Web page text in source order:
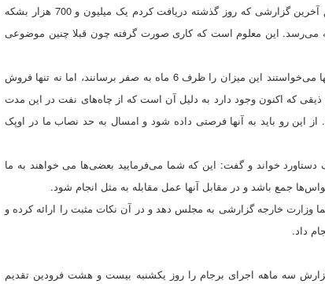
لاریجانی همچنین گفت: مساله فروش نفت نیز انجام می‌شود؛ طبق آخرین گزارشی که روز گذشته دریافت کردم یک میلیون و 700 هزار بشکه
میعانات گازی به دو میلیون و 300 هزار بشکه می‌رسد. این معلوم است که کاری صورت گرفته چون قبلا چنین موضوعی
وی افزود:‌ پیش از این ما یک میلیون بشکه نفت می فروختیم که آنها می‌خواستند این میزان را ظرف 6 ماه به صفر برسانند، اما نه تنها فروش
و 700 هزار بشکه رسید. این ذیقی که اکنون وجود دارد به دلیل آن است که از چاه‌های نفت در این مدت
از این رو باید به آنها فرصتی داده شود و امسال به حد نصاب ما در اوپک
مقننه بسته شدن قطعنامه‌های قبلی همچون 1921 را یک دستاورد خواند و گفت: این که شما می‌فرمایید بعضی‌ها می خواهند به ما
جمع باشد و در مقابل آنها عمل مقابله به مثل انجام شود.
وزارت خارجه گزارشی به مجلس دهد و در آن نکات مثبت را ارائه کرده و
داد.
سه ماهه اجرای برجام را روز یکشنبه بیست و هشت فرودین تقدیم